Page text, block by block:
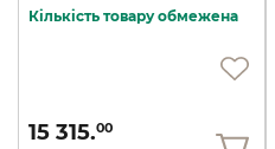
Кількість товару обмежена
15 315.00